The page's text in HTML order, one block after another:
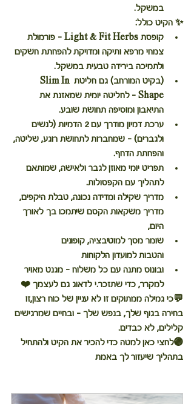
במשקל.
✨ הקיט כולל:
קופסת Light & Fit Herbs – פורמולת
צמחי מרפא ותיקה ומדויקת להפחתת חשקים
ולתמיכה בירידה טבעית במשקל.
(בקיט המורחב) גם
חליטת Slim In
Shape – לחליטה יומית שמאזנת את
התיאבון ומוסיפה תחושת שובע.
ערכת דמיון מודרך
עם 2 הדמיות (לנשים
ולגברים) – שמחברות לתחושת רוגע, שליטה,
והפחתת הדחף.
תפריט יומי מאוזן לגבר ולאישה, שמותאם
לתהליך עם הקפסולות.
מדריך שקילה ומדידה נכונה, טבלת היקפים,
מדריך משקאות הקסם שיתמכו בך לאורך
היום,
שומר מסך למוטיבציה, קופונים
והטבות למועדון הלקוחות
ובונוס מתנה עם כל משלוח – מגנט מאויר
למקרר, כדי שתזכר.י לדאוג גם לעצמך ❤️
💬כי גמילה ממתוקים זו לא עניין של כוח רצון,זו
בחירה בגוף שלך, בנפש שלך – ובחיים שמרגישים
קלילים, לא כבדים.
🟣לחצי כאן למטה כדי להכיר את הקיט ולהתחיל
בתהליך שיעזור לך באמת